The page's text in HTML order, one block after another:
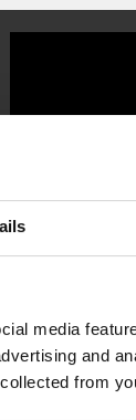
media
and
from
Um eine
PointCab